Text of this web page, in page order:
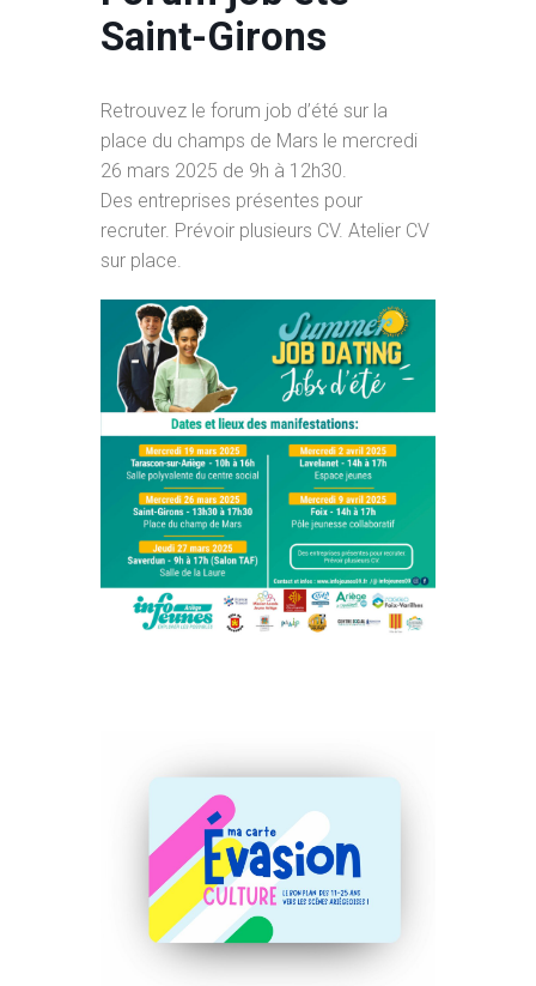
Saint-Girons
Retrouvez le forum job d’été sur la
place du champs de Mars le mercredi
26 mars 2025 de 9h à 12h30.
Des entreprises présentes pour
recruter. Prévoir plusieurs CV. Atelier CV
sur place.